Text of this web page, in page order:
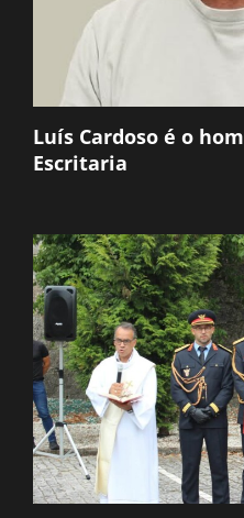
Luís Cardoso é o
Escritaria